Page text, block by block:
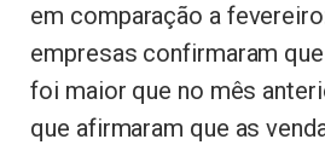
em comparação a
empresas confirmaram
foi maior que no mês
que afirmaram que as